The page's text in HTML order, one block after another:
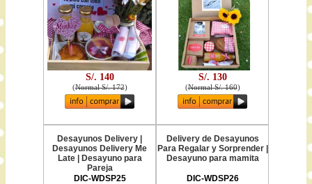
S/. 140
(Normal S/. 172)
S/. 130
(Normal S/. 160)
Desayunos Delivery |
Desayunos Delivery Me
Late | Desayuno para
Pareja
DIC-WDSP25
Delivery de Desayunos
Para Regalar y Sorprender |
Desayuno para mamita
DIC-WDSP26